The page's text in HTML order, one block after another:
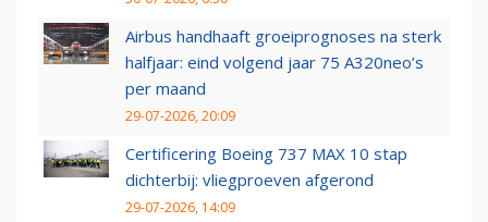
Airbus handhaaft groeiprognoses na sterk
halfjaar: eind volgend jaar 75 A320neo’s
per maand
29-07-2026, 20:09
Certificering Boeing 737 MAX 10 stap
dichterbij: vliegproeven afgerond
29-07-2026, 14:09